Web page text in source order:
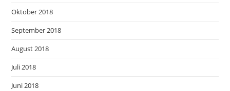
Oktober 2018
September 2018
August 2018
Juli 2018
Juni 2018